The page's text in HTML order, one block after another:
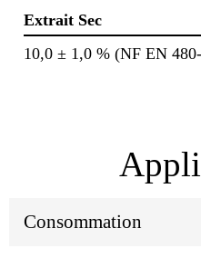
Extrait Sec
10,0 ± 1,0 % (NF EN
Consommation